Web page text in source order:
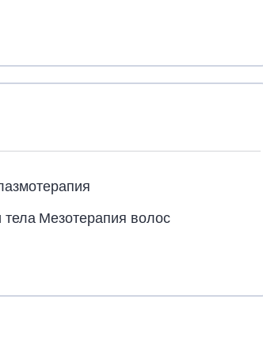
тела Мезотерапия волос